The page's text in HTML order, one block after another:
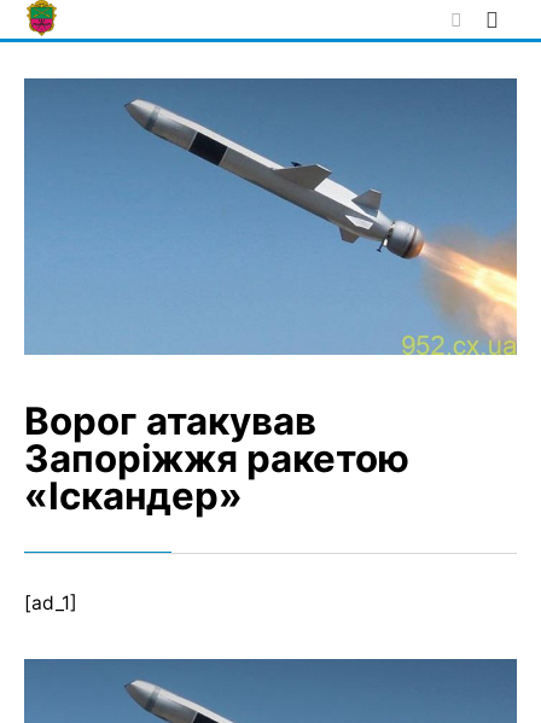
Skip
to
Ворог атакував
Запоріжжя ракетою
«Іскандер»
[ad_1]